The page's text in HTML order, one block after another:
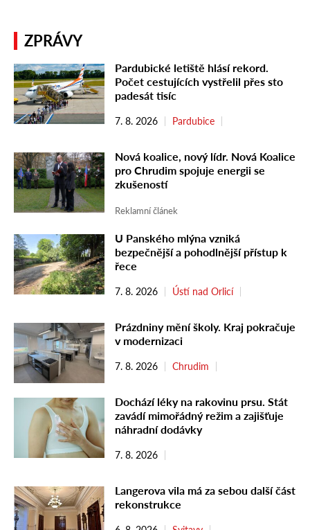
ZPRÁVY
Pardubické letiště hlásí rekord.
Počet cestujících vystřelil přes sto
padesát tisíc
7. 8. 2026 Pardubice
Nová koalice, nový lídr. Nová Koalice
pro Chrudim spojuje energii se
zkušeností
Reklamní článek
U Panského mlýna vzniká
bezpečnější a pohodlnější přístup k
řece
7. 8. 2026 Ústí nad Orlicí
Prázdniny mění školy. Kraj pokračuje
v modernizaci
7. 8. 2026 Chrudim
Dochází léky na rakovinu prsu. Stát
zavádí mimořádný režim a zajišťuje
náhradní dodávky
7. 8. 2026
Langerova vila má za sebou další část
rekonstrukce